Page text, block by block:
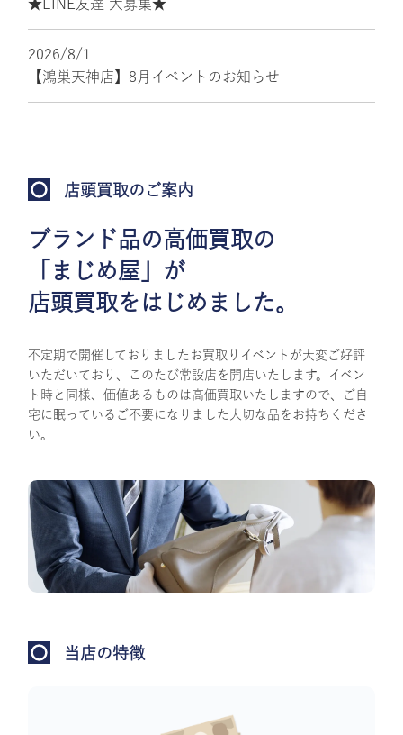
★LINE友達 大募集★
2026/8/1
【鴻巣天神店】8月イベントのお知らせ
店頭買取のご案内
ブランド品の高価買取の
「まじめ屋」が
店頭買取をはじめました。
不定期で開催しておりましたお買取りイベントが大変ご好評
いただいており、このたび常設店を開店いたします。イベン
ト時と同様、価値あるものは高価買取いたしますので、ご自
宅に眠っているご不要になりました大切な品をお持ちくださ
い。
当店の特徴